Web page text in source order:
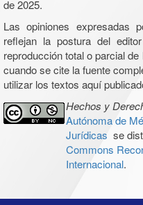
de 2025.
Las opiniones expresadas
reflejan la postura del
reproducción total o parcial
cuando se cite la fuente
utilizar los textos aquí
Hechos y
Autónoma de
Jurídicas se
Commons
Internacional.